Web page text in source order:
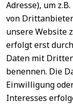
Adresse), um
von
unsere Website
erfolgt erst
Daten mit
benennen. Die
Einwilligung
Interesses
Rechtliches
AGB